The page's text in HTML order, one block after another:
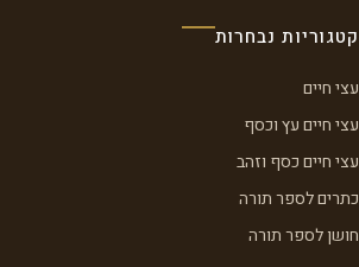
קטגוריות נבחרות
עצי חיים
עצי חיים עץ וכסף
עצי חיים כסף וזהב
כתרים לספר תורה
חושן לספר תורה